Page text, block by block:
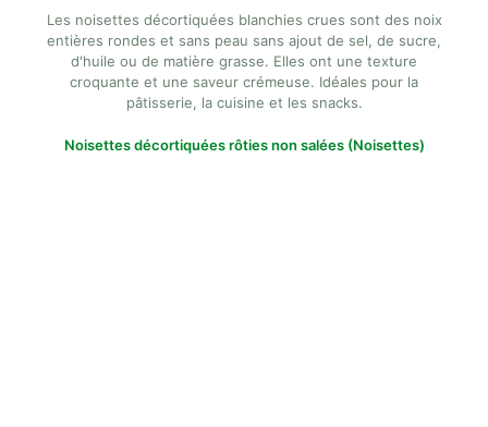
Les noisettes décortiquées blanchies crues sont des noix
entières rondes et sans peau sans ajout de sel, de sucre,
d'huile ou de matière grasse. Elles ont une texture
croquante et une saveur crémeuse. Idéales pour la
pâtisserie, la cuisine et les snacks.
Noisettes décortiquées rôties non salées (Noisettes)